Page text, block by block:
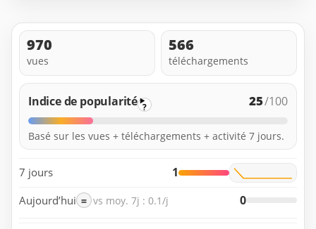
970
vues
566
téléchargements
Indice de popularité ? 25/100
Basé sur les vues + téléchargements + activité 7 jours.
7 jours 1
Aujourd’hui = vs moy. 7j : 0.1/j 0